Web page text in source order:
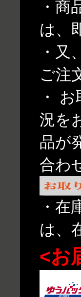
・商
は、
・又
ご注
・
況を
品が
合わ
・在
は、
<お